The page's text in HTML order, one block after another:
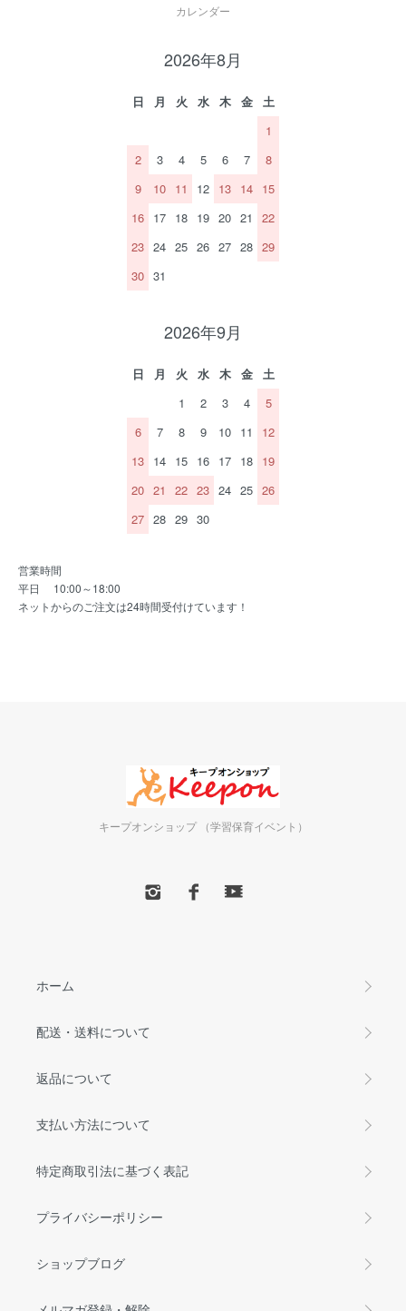
カレンダー
2026年8月
日 月 火 水 木 金
土
1
2
3 4 5 6 7
8
9
10 11 12 13 14 15
16 17 18 19 20 21
22
23 24 25 26 27 28 29
30 31
2026年9月
日 月 火 水 木 金
土
1
2 3 4
5
6
7 8 9 10 11
12
13 14 15 16 17 18 19
20 21 22 23 24 25 26
27 28 29 30
営業時間
平日 10:00～18:00
ネットからのご注文は24時間受付けています！
キープオンショップ （学習保育イベント）
ホーム
配送・送料について
返品について
支払い方法について
特定商取引法に基づく表記
プライバシーポリシー
ショップブログ